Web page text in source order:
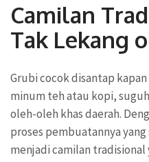
Camilan
Tak Lekang
Grubi cocok disantap
minum teh atau kopi,
oleh-oleh khas daerah.
proses pembuatannya
menjadi camilan